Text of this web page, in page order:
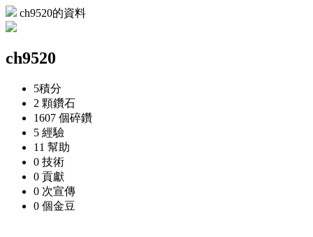
ch9520的資料
ch9520
5積分
2 顆鑽石
1607 個碎鑽
5 經驗
11 幫助
0 技術
0 貢獻
0 次宣傳
0 個金豆